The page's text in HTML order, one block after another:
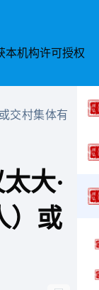
本机构许可授权
交村集体有
大·
）或